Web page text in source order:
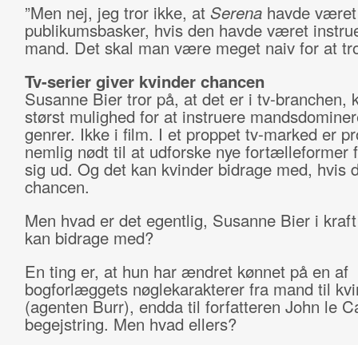
”Men nej, jeg tror ikke, at Serenahavde været
publikumsbasker, hvis den havde været
mand. Det skal man være meget naiv for at
Tv-serier giver kvinder chancen
Susanne Bier tror på, at det er i tv-branchen,
størst mulighed for at instruere
genrer. Ikke i film. I et proppet tv-marked er
nemlig nødt til at udforske nye fortælleformer
sig ud. Og det kan kvinder bidrage med, hvis
chancen.
Men hvad er det egentlig, Susanne Bier i
kan bidrage med?
En ting er, at hun har ændret kønnet på en af
bogforlæggets nøglekarakterer fra mand til
(agenten Burr), endda til forfatteren John le
begejstring. Men hvad ellers?